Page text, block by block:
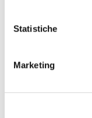
Statistiche
Marketing